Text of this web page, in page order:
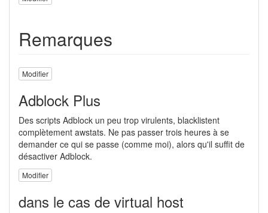
Remarques
Modifier
Adblock Plus
Des scripts Adblock un peu trop virulents, blacklistent
complètement awstats. Ne pas passer trois heures à se
demander ce qui se passe (comme moi), alors qu'il suffit de
désactiver Adblock.
Modifier
dans le cas de virtual host